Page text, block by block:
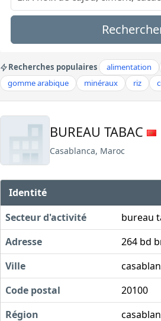
Recherches populaires alimentation
gomme arabique
minéraux riz
BUREAU TABAC
Casablanca, Maroc
Identité
Secteur d'activité
bureau
Adresse
264 bd
Ville
Code postal
20100
Région